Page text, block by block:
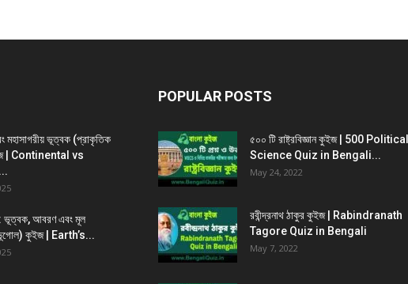
মহাসাগরীয় ভূত্বক (প্রাকৃতিক
| Continental vs
ভূত্বক, আবরণ এবং মূল
কুইজ | Earth’s...
POPULAR POSTS
৫০০ টি রাষ্ট্রবিজ্ঞান কুইজ | 500 Political
Science Quiz in Bengali...
May 24, 2022
রবীন্দ্রনাথ ঠাকুর কুইজ | Rabindranath
Tagore Quiz in Bengali
May 7, 2022